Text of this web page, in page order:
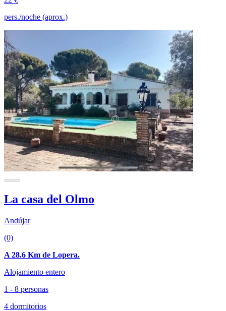
pers./noche (aprox.)
La casa del Olmo
Andújar
(0)
A 28.6 Km de Lopera.
Alojamiento entero
1 - 8 personas
4 dormitorios